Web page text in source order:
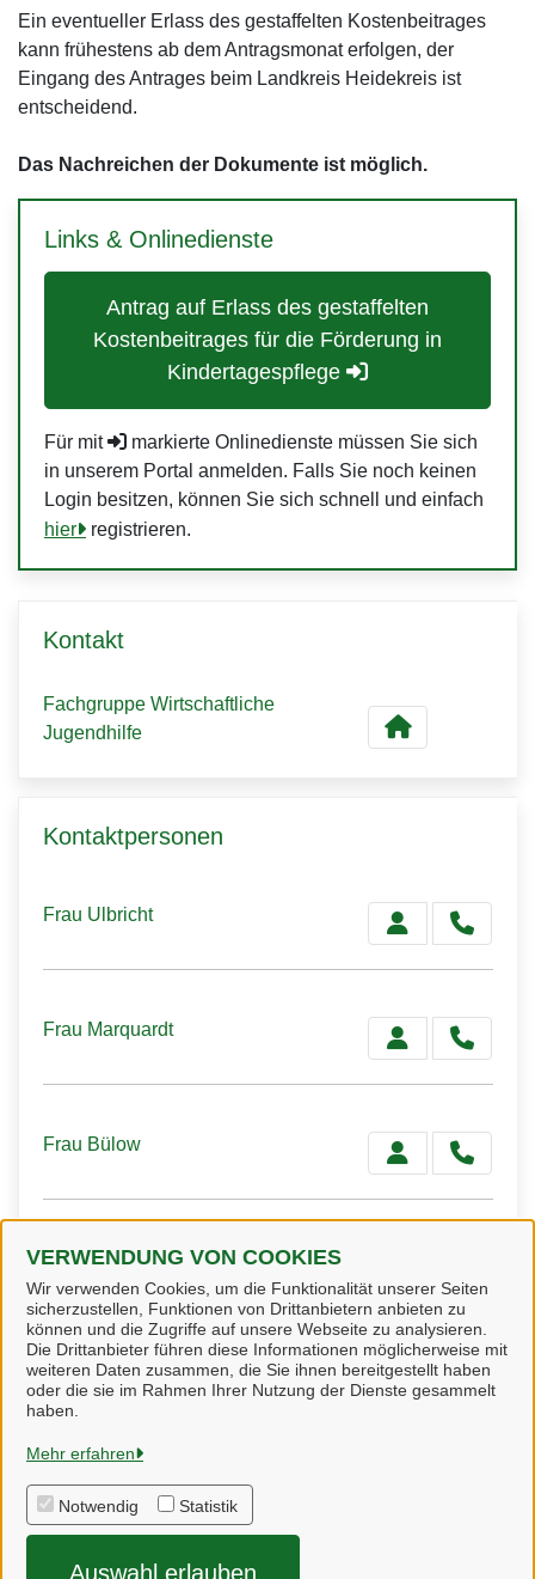
VERWENDUNG VON COOKIES
Wir verwenden Cookies, um die Funktionalität unserer Seiten
sicherzustellen, Funktionen von Drittanbietern anbieten zu
können und die Zugriffe auf unsere Webseite zu analysieren.
Die Drittanbieter führen diese Informationen möglicherweise mit
weiteren Daten zusammen, die Sie ihnen bereitgestellt haben
oder die sie im Rahmen Ihrer Nutzung der Dienste gesammelt
haben.
Mehr erfahren
Notwendig Statistik
Auswahl erlauben
Ein eventueller Erlass des gestaffelten Kostenbeitrages
kann frühestens ab dem Antragsmonat erfolgen, der
Eingang des Antrages beim Landkreis Heidekreis ist
entscheidend.
Das Nachreichen der Dokumente ist möglich.
Links & Onlinedienste
Antrag auf Erlass des gestaffelten
Kostenbeitrages für die Förderung in
Kindertagespflege
Für mit
markierte Onlinedienste müssen Sie sich
in unserem Portal anmelden. Falls Sie noch keinen
Login besitzen, können Sie sich schnell und einfach
hier
registrieren.
Kontakt
Fachgruppe Wirtschaftliche
Jugendhilfe
Kontaktpersonen
Frau Ulbricht
Frau Marquardt
Frau Bülow
Frau Jähne
Heidekreis
Alle Rechte vorbehalten